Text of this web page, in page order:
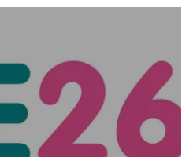
on
(ICE2026)